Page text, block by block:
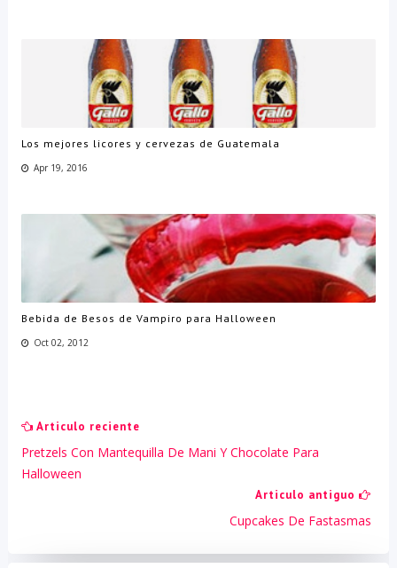
Los mejores licores y cervezas de Guatemala
Apr 19, 2016
Bebida de Besos de Vampiro para Halloween
Oct 02, 2012
Articulo reciente
Pretzels Con Mantequilla De Mani Y Chocolate Para
Halloween
Articulo antiguo
Cupcakes De Fastasmas